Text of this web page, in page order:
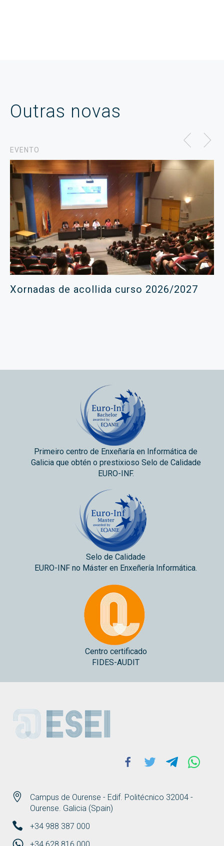
Outras novas
EVENTO
Xornadas de acollida curso 2026/2027
Primeiro centro de Enxeñaría en Informática de
Galicia que obtén o prestixioso Selo de Calidade
EURO-INF.
Selo de Calidade
EURO-INF no Máster en Enxeñería Informática.
Centro certificado
FIDES-AUDIT
ESEI
Campus de Ourense - Edif. Politécnico 32004 -
Ourense. Galicia (Spain)
+34 988 387 000
+34 628 816 000
Facebook
Twitter Telegram